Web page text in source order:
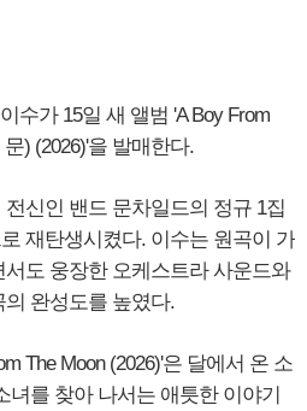
수가 15일 새 앨범 'A Boy From
) (2026)'을 발매한다.
신인 밴드 문차일드의 정규 1집
재탄생시켰다. 이수는 원곡이 가
도 웅장한 오케스트라 사운드와
완성도를 높였다.
The Moon (2026)'은 달에서 온 소
녀를 찾아 나서는 애틋한 이야기